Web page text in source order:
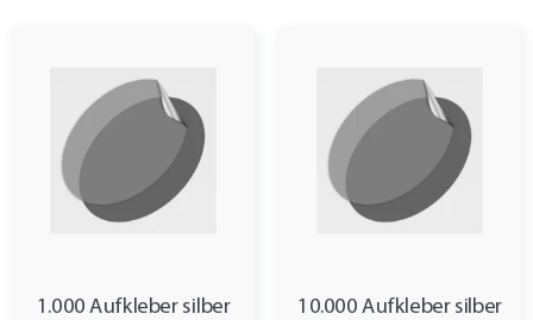
1.000 Aufkleber silber
10.000 Aufkleber silber